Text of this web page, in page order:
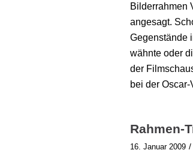
Bilderrahmen
angesagt.
Gegenstände
wähnte oder
der
bei der
Rahmen-
16. Januar 2009 /